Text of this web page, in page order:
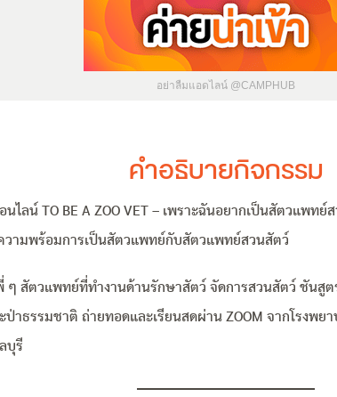
อย่าลืมแอดไลน์ @CAMPHUB
คำอธิบายกิจกรรม
นไลน์ TO BE A ZOO VET – เพราะฉันอยากเป็นสัตวแพท
วามพร้อมการเป็นสัตวแพทย์กับสัตวแพทย์สวนสัตว์
ๆ สัตวแพทย์ที่ทำงานด้านรักษาสัตว์ จัดการสวนสัตว์ ชันสูต
ป่าธรรมชาติ ถ่ายทอดและเรียนสดผ่าน ZOOM จากโรงพย
บุรี